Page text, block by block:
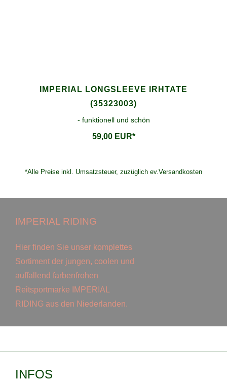
IMPERIAL LONGSLEEVE IRHTATE
(35323003)
- funktionell und schön
59,00 EUR*
*Alle Preise inkl. Umsatzsteuer, zuzüglich ev.Versandkosten
IMPERIAL RIDING
Hier finden Sie unser komplettes
Sortiment der jungen, coolen und
auffallend farbenfrohen
Reitsportmarke IMPERIAL
RIDING aus den Niederlanden.
INFOS